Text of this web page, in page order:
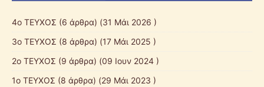
4ο ΤΕΥΧΟΣ (6 άρθρα) (31 Μάι 2026 )
3ο ΤΕΥΧΟΣ (8 άρθρα) (17 Μάι 2025 )
2o ΤΕΥΧΟΣ (9 άρθρα) (09 Ιουν 2024 )
1o ΤΕΥΧΟΣ (8 άρθρα) (29 Μάι 2023 )